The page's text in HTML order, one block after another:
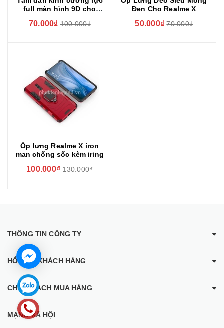
full màn hình 9D cho
70.000₫ 100.000₫
Đen Cho Realme X
50.000₫ 70.000₫
Ốp lưng Realme X iron
man chống sốc kèm iring
100.000₫ 130.000₫
THÔNG TIN CÔNG TY
HỖ TRỢ KHÁCH HÀNG
CHÍNH SÁCH MUA HÀNG
MẠNG XÃ HỘI